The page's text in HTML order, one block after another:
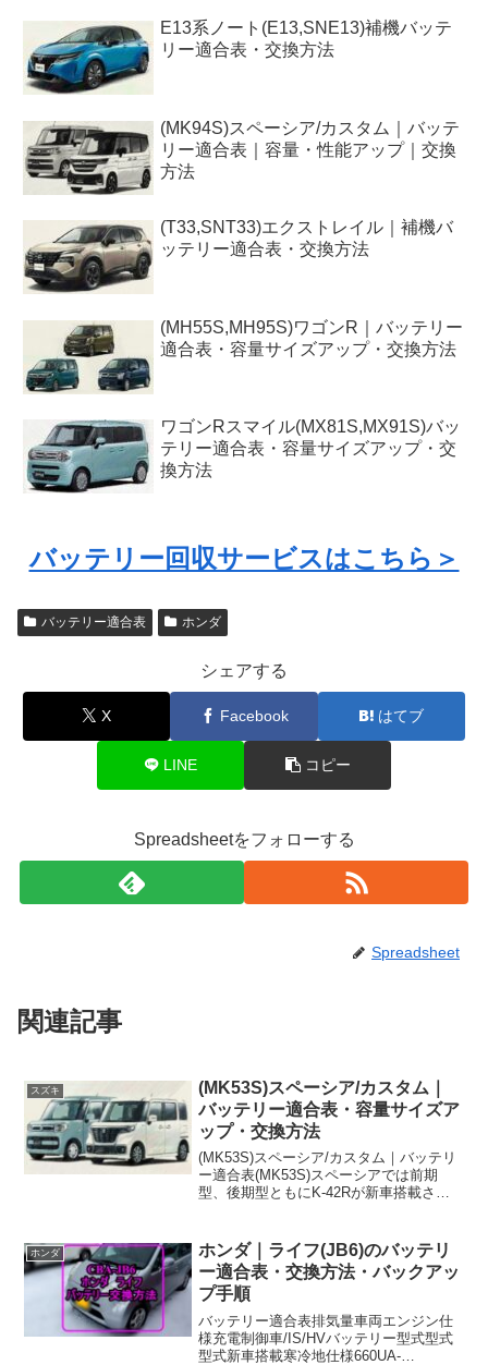
E13系ノート(E13,SNE13)補機バッテ
リー適合表・交換方法
(MK94S)スペーシア/カスタム｜バッテ
リー適合表｜容量・性能アップ｜交換
方法
(T33,SNT33)エクストレイル｜補機バ
ッテリー適合表・交換方法
(MH55S,MH95S)ワゴンR｜バッテリー
適合表・容量サイズアップ・交換方法
ワゴンRスマイル(MX81S,MX91S)バッ
テリー適合表・容量サイズアップ・交
換方法
バッテリー回収サービスはこちら＞
バッテリー適合表 ホンダ
シェアする
X Facebook はてブ
LINE コピー
Spreadsheetをフォローする
Spreadsheet
関連記事
スズキ
(MK53S)スペーシア/カスタム｜
バッテリー適合表・容量サイズア
ップ・交換方法
(MK53S)スペーシア/カスタム｜バッテリ
ー適合表(MK53S)スペーシアでは前期
型、後期型ともにK-42Rが新車搭載され
車搭載寒冷地仕様DAA-MK53SR...
ホンダ
ホンダ｜ライフ(JB6)のバッテリ
ー適合表・交換方法・バックアッ
プ手順
バッテリー適合表排気量車両エンジン仕
様充電制御車/IS/HVバッテリー型式型式
型式新車搭載寒冷地仕様660UA-